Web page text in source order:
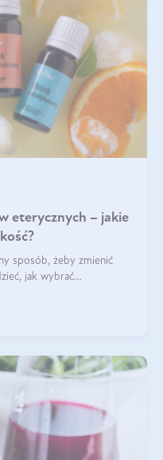
eterycznych – jakie
sposób, żeby zmienić
jak wybrać